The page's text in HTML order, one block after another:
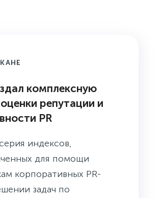
комплексную
репутации и
PR
индексов,
для помощи
корпоративных PR-
задач по